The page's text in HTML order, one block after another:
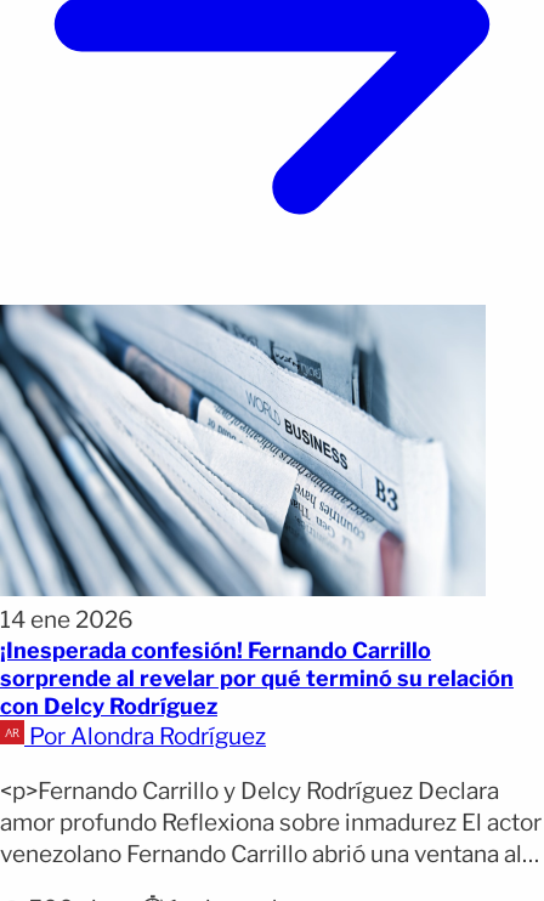
14 ene 2026
¡Inesperada confesión! Fernando Carrillo
sorprende al revelar por qué terminó su relación
con Delcy Rodríguez
Por Alondra Rodríguez
<p>Fernando Carrillo y Delcy Rodríguez Declara
amor profundo Reflexiona sobre inmadurez El actor
venezolano Fernando Carrillo abrió una ventana al